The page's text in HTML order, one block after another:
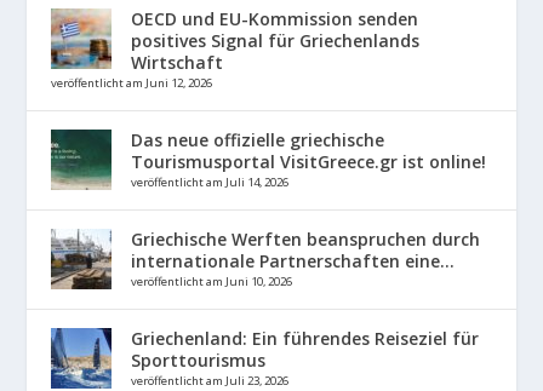
OECD und EU-Kommission senden
positives Signal für Griechenlands
Wirtschaft
veröffentlicht am Juni 12, 2026
Das neue offizielle griechische
Tourismusportal VisitGreece.gr ist online!
veröffentlicht am Juli 14, 2026
Griechische Werften beanspruchen durch
internationale Partnerschaften eine...
veröffentlicht am Juni 10, 2026
Griechenland: Ein führendes Reiseziel für
Sporttourismus
veröffentlicht am Juli 23, 2026